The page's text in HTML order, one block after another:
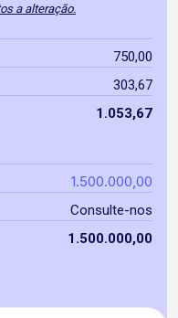
a alteração.
750,00
303,67
1.053,67
1.500.000,00
Consulte-nos
1.500.000,00